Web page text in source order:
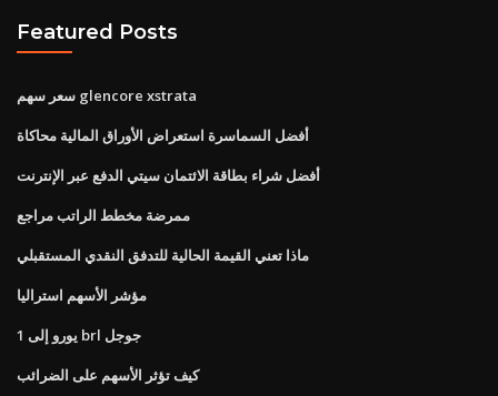
Featured Posts
سعر سهم glencore xstrata
أفضل السماسرة استعراض الأوراق المالية محاكاة
أفضل شراء بطاقة الائتمان سيتي الدفع عبر الإنترنت
ممرضة مخطط الراتب مراجع
ماذا تعني القيمة الحالية للتدفق النقدي المستقبلي
مؤشر الأسهم استراليا
1 يورو إلى brl جوجل
كيف تؤثر الأسهم على الضرائب